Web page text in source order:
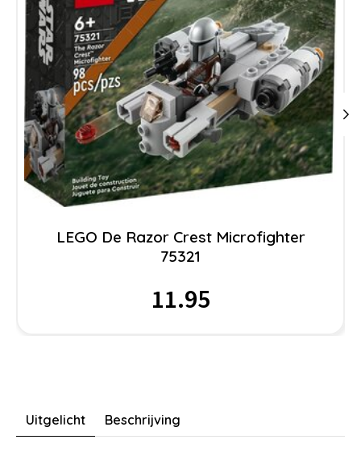
LEGO De Razor Crest Microfighter
75321
11.95
Uitgelicht Beschrijving